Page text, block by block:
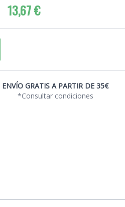
13,67 €
ENVÍO GRATIS A PARTIR DE 35€
*Consultar condiciones